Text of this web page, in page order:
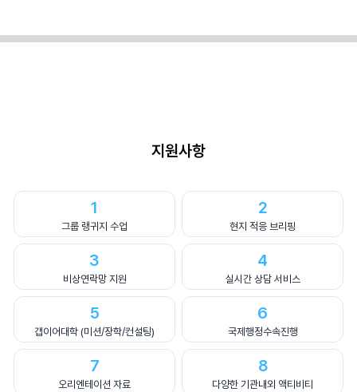
지원사항
1
그룹 랭귀지 수업
2
현지 적응 브리핑
3
비상연락망 지원
4
실시간 상담 서비스
5
갭이어대학 (미션/장학/컨설팅)
6
국제행정수속진행
7
오리엔테이션 자료
8
다양한 기관내외 액티비티